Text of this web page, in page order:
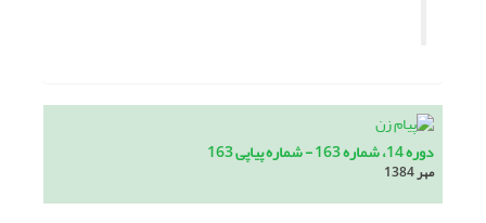
دوره 14، شماره 163 - شماره پیاپی 163
مهر 1384